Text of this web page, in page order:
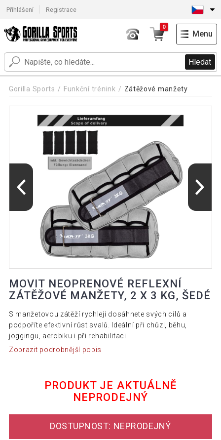
Přihlášení Registrace
Hledat
0
Menu
Gorilla Sports Funkční trénink Zátěžové manžety
MOVIT NEOPRENOVÉ REFLEXNÍ
ZÁTĚŽOVÉ MANŽETY, 2 X 3 KG, ŠEDÉ
S manžetovou zátěží rychleji dosáhnete svých cílů a
podpoříte efektivní růst svalů. Ideální při chůzi, běhu,
joggingu, aerobiku i při rehabilitaci.
Zobrazit podrobnější popis
PRODUKT JE AKTUÁLNĚ
NEPRODEJNÝ
DOSTUPNOST: NEPRODEJNÝ